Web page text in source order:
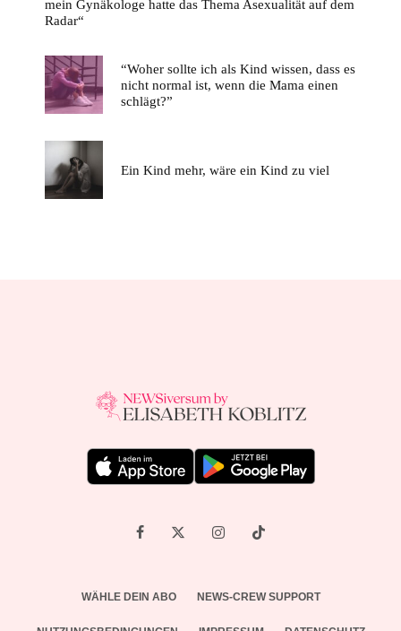
mein Gynäkologe hatte das Thema Asexualität auf dem
Radar“
“Woher sollte ich als Kind wissen, dass es
nicht normal ist, wenn die Mama einen
schlägt?”
Ein Kind mehr, wäre ein Kind zu viel
WÄHLE DEIN ABO NEWS-CREW SUPPORT